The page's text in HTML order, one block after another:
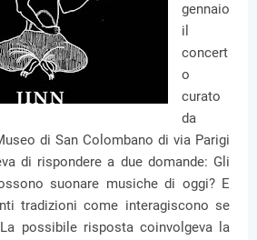
gennaio
il
concert
o
curato
da
di San Colombano di via Parigi
di rispondere a due domande: Gli
suonare musiche di oggi? E
tradizioni come interagiscono se
possibile risposta coinvolgeva la